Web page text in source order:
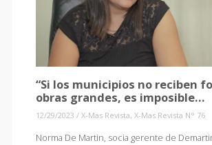
“Si los municipios no reciben
obras grandes, es imposible…
12/29/2023 / X-Mas Revista, X-Mas Revista N° 76
Norma De Martin, socia gerente de